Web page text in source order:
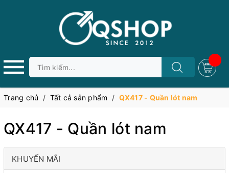
Trang chủ / Tất cả sản phẩm / QX417 - Quần lót nam
QX417 - Quần lót nam
KHUYẾN MÃI